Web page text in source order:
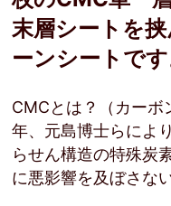
末層シートを
ーンシートです
CMCとは？（カーボ
年、元島博士らによ
らせん構造の特殊炭
に悪影響を及ぼさな